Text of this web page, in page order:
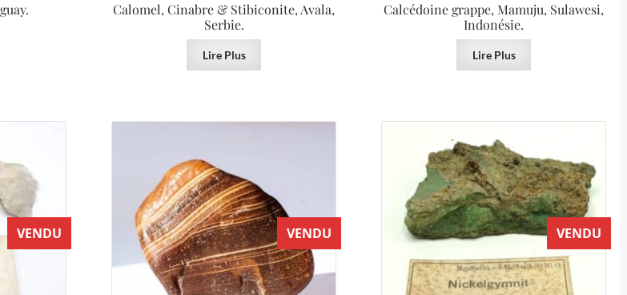
Calomel, Cinabre & Stibiconite, Avala,
Serbie.
Lire Plus
Calcédoine grappe, Mamuju, Sulawesi,
Indonésie.
Lire Plus
VENDU VENDU VENDU